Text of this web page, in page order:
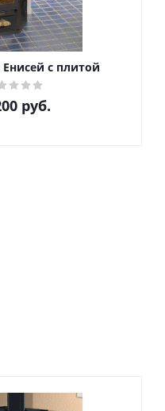
с плитой
руб.